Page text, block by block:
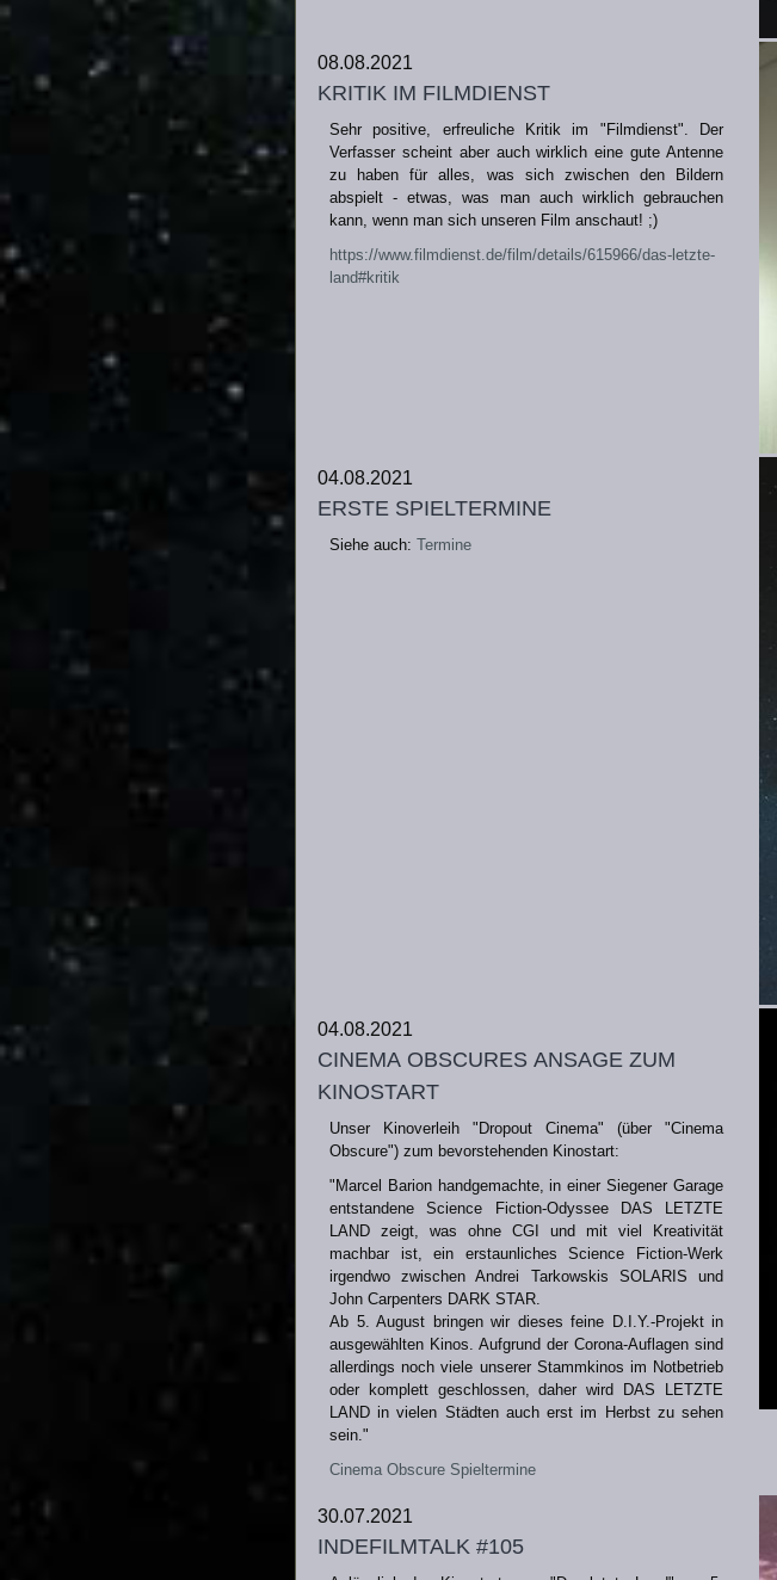
08.08.2021
kritik im filmdienst
Sehr positive, erfreuliche Kritik im "Filmdienst". Der
Verfasser scheint aber auch wirklich eine gute Antenne
zu haben für alles, was sich zwischen den Bildern
abspielt - etwas, was man auch wirklich gebrauchen
kann, wenn man sich unseren Film anschaut! ;)
https://www.filmdienst.de/film/details/615966/das-letzte-
land#kritik
04.08.2021
erste spieltermine
Siehe auch: Termine
04.08.2021
cinema obscures ansage zum
kinostart
Unser Kinoverleih "Dropout Cinema" (über "Cinema
Obscure") zum bevorstehenden Kinostart:
"Marcel Barion handgemachte, in einer Siegener Garage
entstandene Science Fiction-Odyssee DAS LETZTE
LAND zeigt, was ohne CGI und mit viel Kreativität
machbar ist, ein erstaunliches Science Fiction-Werk
irgendwo zwischen Andrei Tarkowskis SOLARIS und
John Carpenters DARK STAR.
Ab 5. August bringen wir dieses feine D.I.Y.-Projekt in
ausgewählten Kinos. Aufgrund der Corona-Auflagen sind
allerdings noch viele unserer Stammkinos im Notbetrieb
oder komplett geschlossen, daher wird DAS LETZTE
LAND in vielen Städten auch erst im Herbst zu sehen
sein."
Cinema Obscure Spieltermine
30.07.2021
indefilmtalk #105